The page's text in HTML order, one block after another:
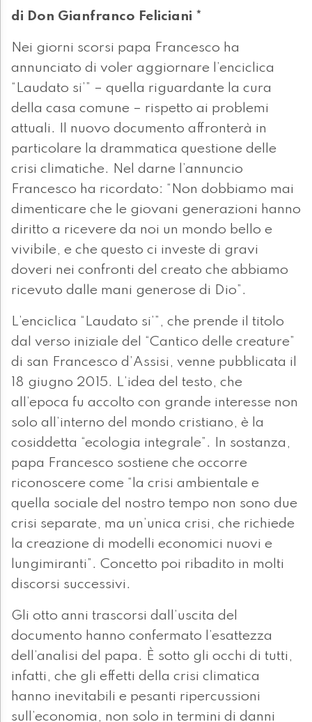
di Don Gianfranco Feliciani *
Nei giorni scorsi papa Francesco ha
annunciato di voler aggiornare l’enciclica
“Laudato si’” – quella riguardante la cura
della casa comune – rispetto ai problemi
attuali. Il nuovo documento affronterà in
particolare la drammatica questione delle
crisi climatiche. Nel darne l’annuncio
Francesco ha ricordato: “Non dobbiamo mai
dimenticare che le giovani generazioni hanno
diritto a ricevere da noi un mondo bello e
vivibile, e che questo ci investe di gravi
doveri nei confronti del creato che abbiamo
ricevuto dalle mani generose di Dio”.
L’enciclica “Laudato si’”, che prende il titolo
dal verso iniziale del “Cantico delle creature”
di san Francesco d’Assisi, venne pubblicata il
18 giugno 2015. L’idea del testo, che
all’epoca fu accolto con grande interesse non
solo all’interno del mondo cristiano, è la
cosiddetta “ecologia integrale”. In sostanza,
papa Francesco sostiene che occorre
riconoscere come “la crisi ambientale e
quella sociale del nostro tempo non sono due
crisi separate, ma un’unica crisi, che richiede
la creazione di modelli economici nuovi e
lungimiranti”. Concetto poi ribadito in molti
discorsi successivi.
Gli otto anni trascorsi dall’uscita del
documento hanno confermato l’esattezza
dell’analisi del papa. È sotto gli occhi di tutti,
infatti, che gli effetti della crisi climatica
hanno inevitabili e pesanti ripercussioni
sull’economia, non solo in termini di danni